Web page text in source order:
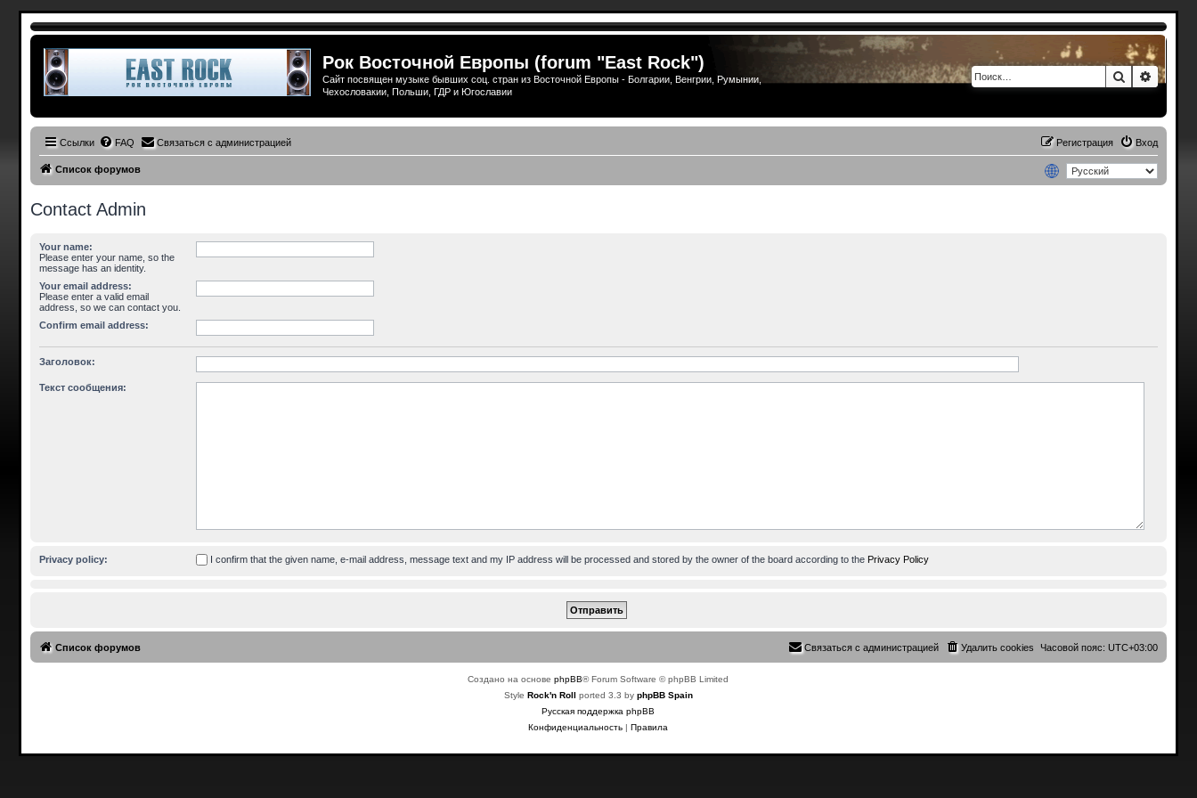
Рок Восточной Европы (forum "East Rock")
Сайт посвящен музыке бывших соц. стран из Восточной Европы - Болгарии, Венгрии, Румынии,
Чехословакии, Польши, ГДР и Югославии
Поиск
Ссылки FAQ Связаться с администрацией Вход
Регистрация
Список форумов
Contact Admin
Your name:
Please enter your name, so the
message has an identity.
Your email address:
Please enter a valid email
address, so we can contact you.
Confirm email address:
Заголовок:
Текст сообщения:
Privacy policy: I confirm that the given name, e-mail address, message text and my IP address will be processed and stored by the owner of the board according to the Privacy Policy
Список форумов Часовой пояс:UTC+03:00
Удалить cookies
Связаться с администрацией
Создано на основеphpBB® Forum Software © phpBB Limited
Style Rock'n Roll ported 3.3 by phpBB Spain
Русская поддержка phpBB
Конфиденциальность |Правила